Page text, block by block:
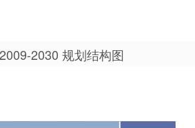
2030 规划结构图